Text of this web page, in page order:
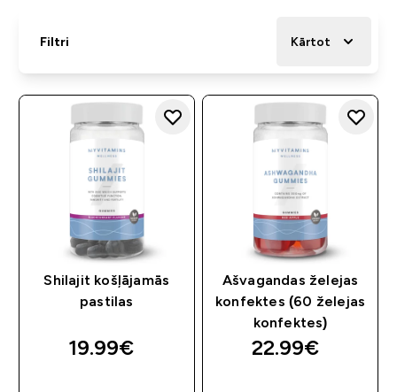
Filtri Kārtot
Shilajit košļājamās
pastilas
19.99€‎
Ašvagandas želejas
konfektes (60 želejas
konfektes)
22.99€‎